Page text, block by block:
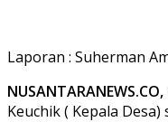
Laporan : Suherman
NUSANTARANEWS.CO,
Keuchik ( Kepala